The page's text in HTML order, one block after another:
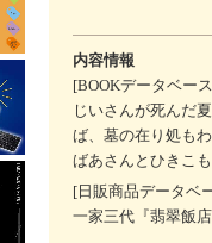
内容情報
[BOOKデータベー
じいさんが死んだ
ば、墓の在り処も
ばあさんとひきこ
[日販商品データベ
一家三代『翡翠飯